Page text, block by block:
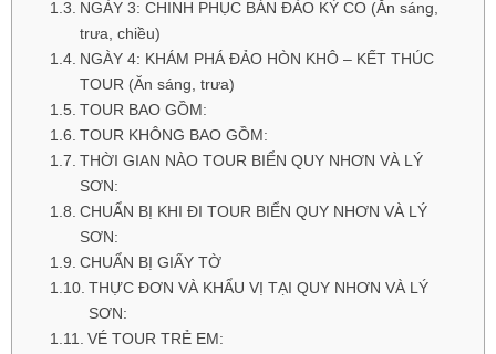
NGÀY 3: CHINH PHỤC BÁN ĐẢO KỲ CO (Ăn sáng,
trưa, chiều)
NGÀY 4: KHÁM PHÁ ĐẢO HÒN KHÔ – KẾT THÚC
TOUR (Ăn sáng, trưa)
TOUR BAO GỒM:
TOUR KHÔNG BAO GỒM:
THỜI GIAN NÀO TOUR BIỂN QUY NHƠN VÀ LÝ
SƠN:
CHUẨN BỊ KHI ĐI TOUR BIỂN QUY NHƠN VÀ LÝ
SƠN:
CHUẨN BỊ GIẤY TỜ
THỰC ĐƠN VÀ KHẨU VỊ TẠI QUY NHƠN VÀ LÝ
SƠN:
VÉ TOUR TRẺ EM: